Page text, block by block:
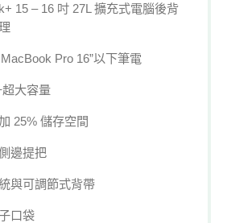
15 – 16 吋 27L 擴充式電腦後背
Pro 16”以下筆電
大容量
25% 儲存空間
邊提把
與可調節式背帶
口袋